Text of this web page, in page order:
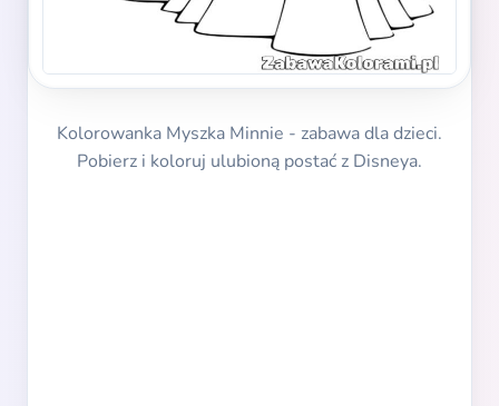
Kolorowanka Myszka Minnie - zabawa dla dzieci.
Pobierz i koloruj ulubioną postać z Disneya.